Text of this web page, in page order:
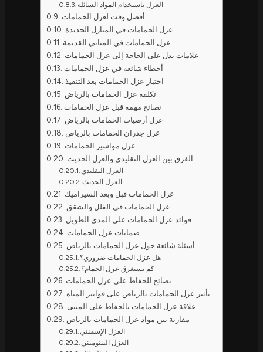
العزل باستخدام المواد السائلة
أفضل وقت لعزل الحمامات
عزل الحمامات في المنازل الجديدة
عزل الحمامات في المباني القديمة
علامات تدل على الحاجة إلى عزل الحمامات
أخطاء شائعة في عزل الحمامات
اختبار عزل الحمامات بعد التنفيذ
تكلفة عزل الحمامات بالرياض
نصائح مهمة قبل عزل الحمامات
عزل أرضيات الحمامات بالرياض
عزل جدران الحمامات بالرياض
عزل مواسير الحمامات
الفرق بين العزل التقليدي والعزل الحديث
العزل التقليدي
العزل الحديث
عزل الحمامات قبل وبعد السيراميك
عزل الحمامات في الفلل والشقق
فوائد عزل الحمامات على المدى الطويل
ضمانات عزل الحمامات
أسئلة شائعة حول عزل الحمامات بالرياض
هل عزل الحمامات ضروري؟
كم يستغرق عزل الحمام؟
نصائح للحفاظ على عزل الحمامات
تأثير عزل الحمامات بالرياض على فواتير المياه
علاقة عزل الحمامات بالحفاظ على المبنى
مقارنة بين مواد عزل الحمامات بالرياض
العزل الإسمنتي
العزل البيتوميني